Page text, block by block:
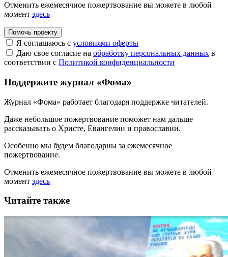
Отменить ежемесячное пожертвование вы можете в любой
момент здесь
Помочь проекту
Я соглашаюсь с условиями оферты
Даю свое согласие на обработку персональных данных в
соответствии с Политикой конфиденциальности
Поддержите журнал «Фома»
Журнал «Фома» работает благодаря поддержке читателей.
Даже небольшое пожертвование поможет нам дальше
рассказывать о Христе, Евангелии и православии.
Особенно мы будем благодарны за ежемесячное
пожертвование.
Отменить ежемесячное пожертвование вы можете в любой
момент здесь
Читайте также